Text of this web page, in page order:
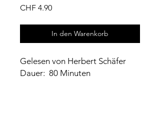
CHF 4.90Preis
In den Warenkorb
Gelesen von Herbert Schäfer
Dauer: 80 Minuten